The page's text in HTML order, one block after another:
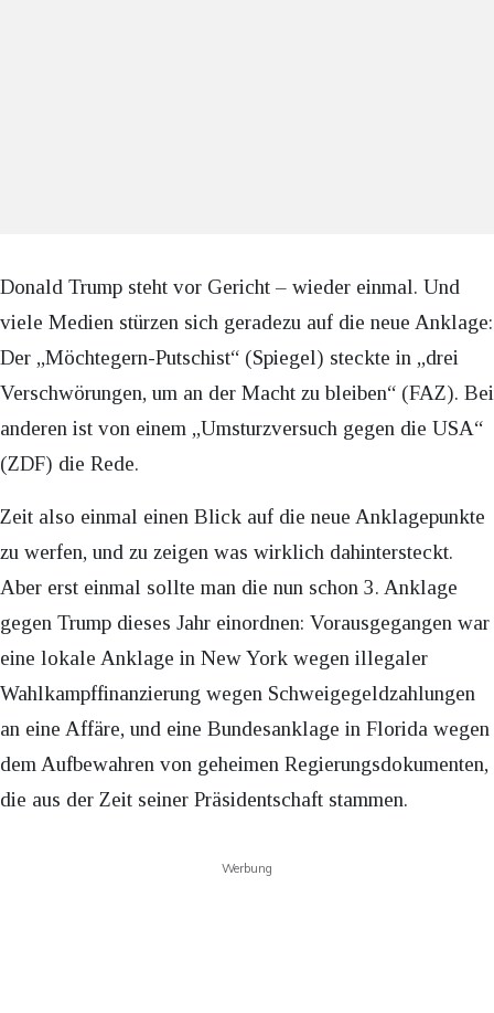
Donald Trump steht vor Gericht – wieder einmal. Und
viele Medien stürzen sich geradezu auf die neue Anklage:
Der „Möchtegern-Putschist“ (Spiegel) steckte in „drei
Verschwörungen, um an der Macht zu bleiben“ (FAZ). Bei
anderen ist von einem „Umsturzversuch gegen die USA“
(ZDF) die Rede.
Zeit also einmal einen Blick auf die neue Anklagepunkte
zu werfen, und zu zeigen was wirklich dahintersteckt.
Aber erst einmal sollte man die nun schon 3. Anklage
gegen Trump dieses Jahr einordnen: Vorausgegangen war
eine lokale Anklage in New York wegen illegaler
Wahlkampffinanzierung wegen Schweigegeldzahlungen
an eine Affäre, und eine Bundesanklage in Florida wegen
dem Aufbewahren von geheimen Regierungsdokumenten,
die aus der Zeit seiner Präsidentschaft stammen.
Werbung